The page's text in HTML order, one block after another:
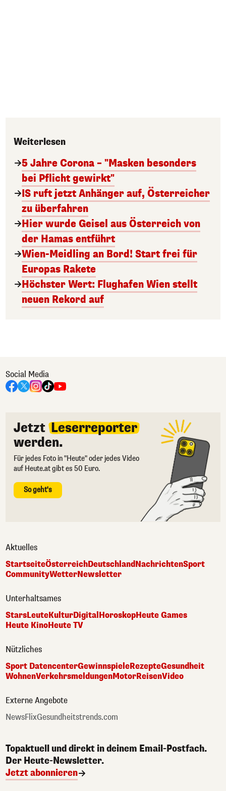
Weiterlesen
5 Jahre Corona – "Masken besonders
bei Pflicht gewirkt"
IS ruft jetzt Anhänger auf, Österreicher
zu überfahren
Hier wurde Geisel aus Österreich von
der Hamas entführt
Wien-Meidling an Bord! Start frei für
Europas Rakete
Höchster Wert: Flughafen Wien stellt
neuen Rekord auf
Social Media
Jetzt Leserreporter
werden.
Für jedes Foto in "Heute" oder jedes Video
auf Heute.at gibt es 50 Euro.
So geht's
Aktuelles
StartseiteÖsterreichDeutschlandNachrichtenSport
CommunityWetterNewsletter
Unterhaltsames
StarsLeuteKulturDigital HoroskopHeute Games
Heute KinoHeute TV
Nützliches
Sport DatencenterGewinnspieleRezepteGesundheit
WohnenVerkehrsmeldungenMotorReisenVideo
Externe Angebote
NewsFlixGesundheitstrends.com
Topaktuell und direkt in deinem Email-Postfach.
Der Heute-Newsletter.
Jetzt abonnieren